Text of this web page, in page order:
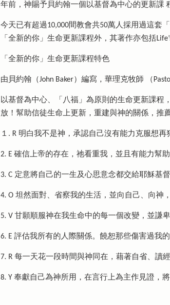
年前，神賜予貝約翰一個以基督為中心的更新課
今天已有超過10,000間教會共50萬人採用過這套
「全新的你」生命更新課程外，其著作亦包括
「全新的你」生命更新課程特色
由貝約翰（John Baker）編寫，華理克牧師 （
以基督為中心、「八福」為原則的生命更新課程
放！幫助信徒生命上更新，重建與神的關係，推
１. R 明白我不是神，承認自己沒有能力克服想
2. E 確信上帝的存在，祂看重我，並且有能力幫
3. C 定意將自己的一生及心思意念都交給耶穌基
4. O 坦然面對、省察我的生活，並向自己、向神
5. V 甘願順服神在我生命中的每一個改變，並謙
6. E 評估我所有的人際關係。饒恕那些傷害過我
7. R 每一天花一段時間與神同在，藉著自省、讀
8. Y 奉獻自己為神所用，在言行上為主作見證，